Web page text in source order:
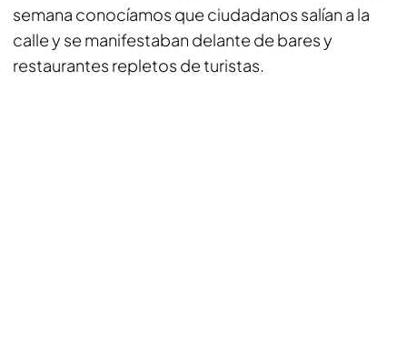
semana conocíamos que ciudadanos salían a la
calle y se manifestaban delante de bares y
restaurantes repletos de turistas.